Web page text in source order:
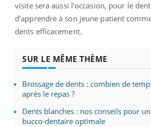
visite sera aussi l’occasion, pour le
d’apprendre à son jeune patient
dents efficacement.
SUR LE MÊME THÈME
Brossage de dents : combien de
après le repas ?
Dents blanches : nos conseils pour
bucco-dentaire optimale